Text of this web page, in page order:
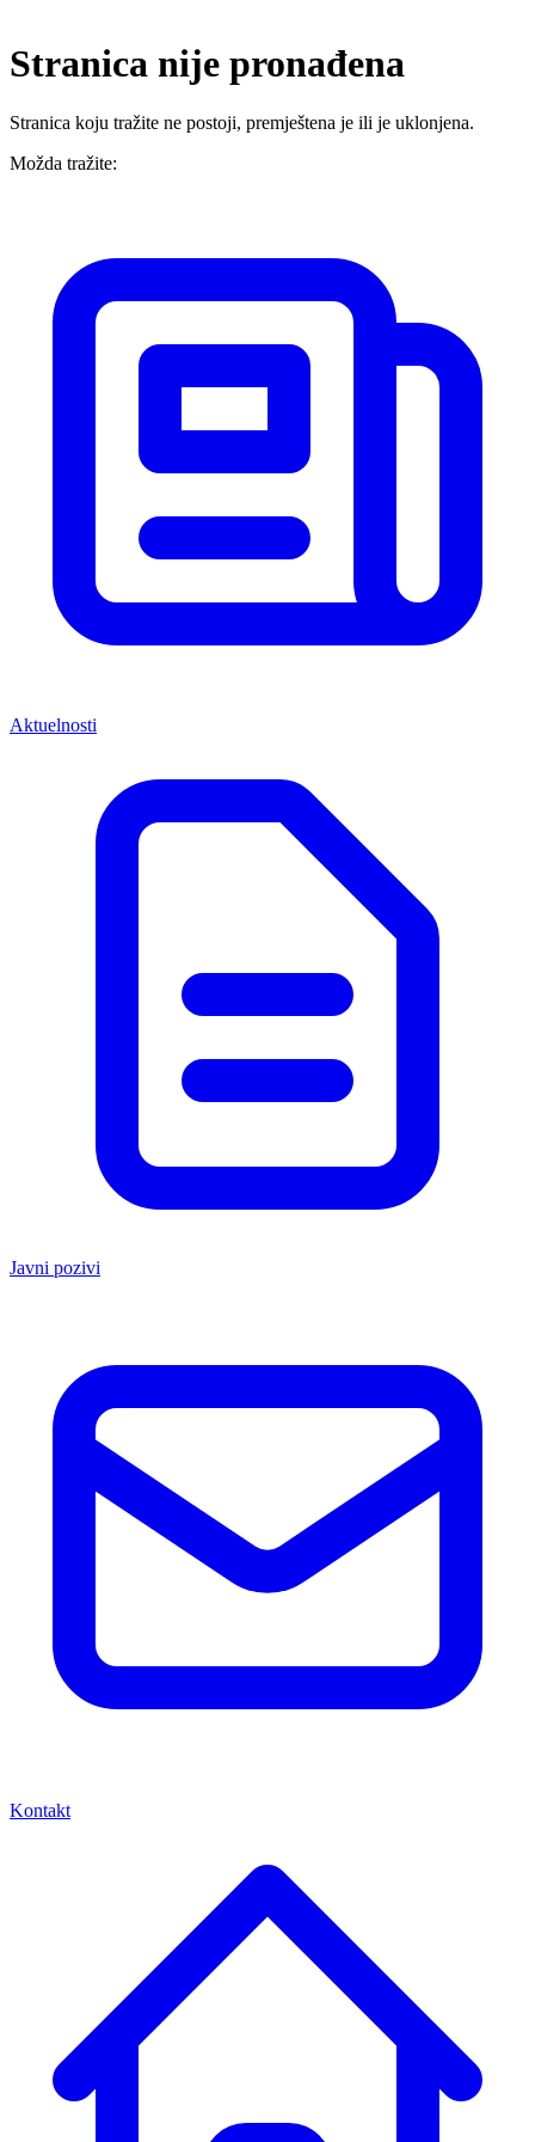
Stranica nije pronađena
Stranica koju tražite ne postoji, premještena je ili je uklonjena.
Možda tražite:
Aktuelnosti
Javni pozivi
Kontakt